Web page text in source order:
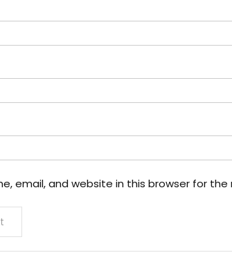
email, and website in this browser for